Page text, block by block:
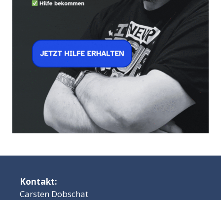
Kontakt:
Carsten Dobschat